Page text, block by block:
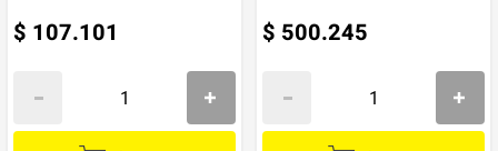
$ 107.101 $ 500.245